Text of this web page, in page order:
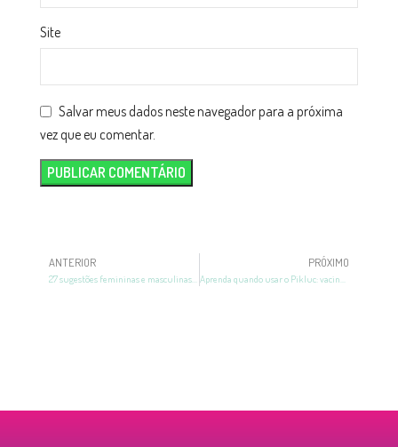
Site
Salvar meus dados neste navegador para a próxima
vez que eu comentar.
ANTERIOR
27 sugestões femininas e masculinas de nomes literários para bebê
PRÓXIMO
Aprenda quando usar o Pikluc: vacinas, injeções e mais